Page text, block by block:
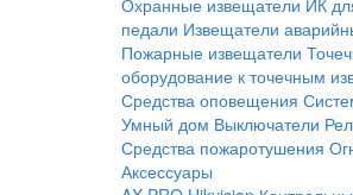
Охранные извещатели ИК
педали Извещатели
Пожарные извещатели
оборудование к точечным
Средства оповещения
Умный дом Выключатели
Средства пожаротушения
Аксессуары